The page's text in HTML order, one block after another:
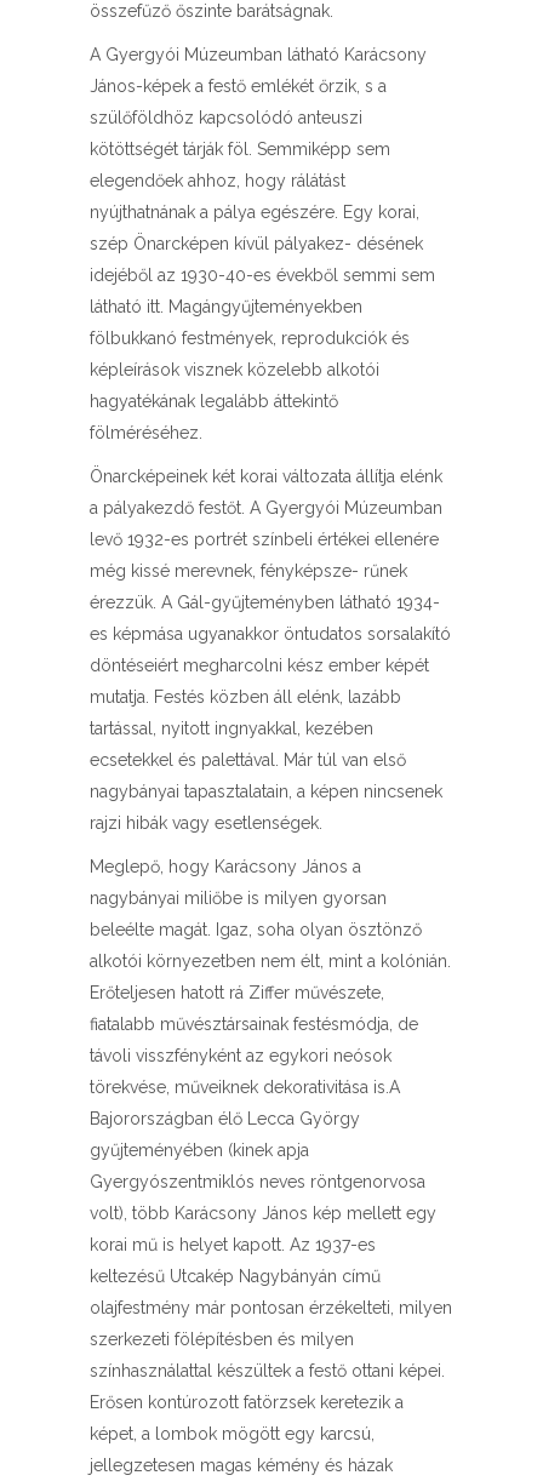
összefűző őszinte barátságnak.
A Gyergyói Múzeumban látható Karácsony
János-képek a festő emlékét őrzik, s a
szülőföldhöz kapcsolódó anteuszi
kötöttségét tárják föl. Semmiképp sem
elegendőek ahhoz, hogy rálátást
nyújthatnának a pálya egészére. Egy korai,
szép Önarcképen kívül pályakez- désének
idejéből az 1930-40-es évekből semmi sem
látható itt. Magángyűjteményekben
fölbukkanó festmények, reprodukciók és
képleírások visznek közelebb alkotói
hagyatékának legalább áttekintő
fölméréséhez.
Önarcképeinek két korai változata állítja elénk
a pályakezdő festőt. A Gyergyói Múzeumban
levő 1932-es portrét színbeli értékei ellenére
még kissé merevnek, fényképsze- rűnek
érezzük. A Gál-gyűjteményben látható 1934-
es képmása ugyanakkor öntudatos sorsalakító
döntéseiért megharcolni kész ember képét
mutatja. Festés közben áll elénk, lazább
tartással, nyitott ingnyakkal, kezében
ecsetekkel és palettával. Már túl van első
nagybányai tapasztalatain, a képen nincsenek
rajzi hibák vagy esetlenségek.
Meglepő, hogy Karácsony János a
nagybányai miliőbe is milyen gyorsan
beleélte magát. Igaz, soha olyan ösztönző
alkotói környezetben nem élt, mint a kolónián.
Erőteljesen hatott rá Ziffer művészete,
fiatalabb művésztársainak festésmódja, de
távoli visszfényként az egykori neósok
törekvése, műveiknek dekorativitása is.A
Bajorországban élő Lecca György
gyűjteményében (kinek apja
Gyergyószentmiklós neves röntgenorvosa
volt), több Karácsony János kép mellett egy
korai mű is helyet kapott. Az 1937-es
keltezésű Utcakép Nagybányán című
olajfestmény már pontosan érzékelteti, milyen
szerkezeti fölépítésben és milyen
színhasználattal készültek a festő ottani képei.
Erősen kontúrozott fatörzsek keretezik a
képet, a lombok mögött egy karcsú,
jellegzetesen magas kémény és házak